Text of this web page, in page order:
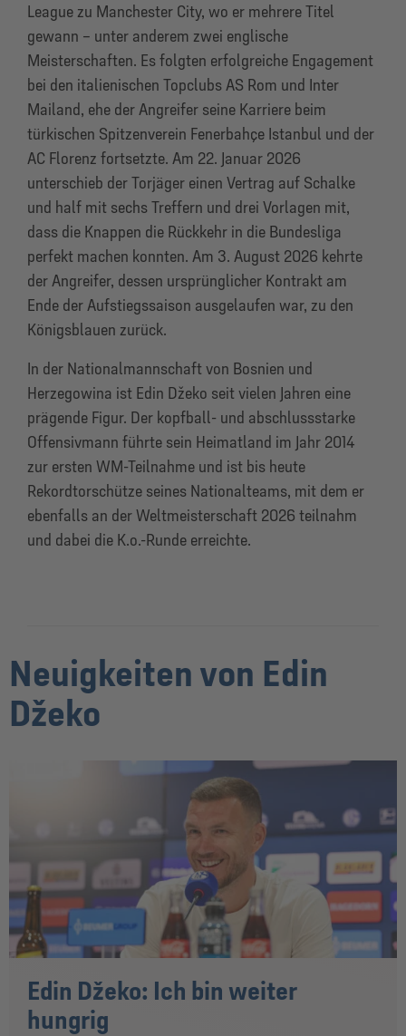
League zu Manchester City, wo er mehrere Titel
gewann – unter anderem zwei englische
Meisterschaften. Es folgten erfolgreiche Engagement
bei den italienischen Topclubs AS Rom und Inter
Mailand, ehe der Angreifer seine Karriere beim
türkischen Spitzenverein Fenerbahçe Istanbul und der
AC Florenz fortsetzte. Am 22. Januar 2026
unterschieb der Torjäger einen Vertrag auf Schalke
und half mit sechs Treffern und drei Vorlagen mit,
dass die Knappen die Rückkehr in die Bundesliga
perfekt machen konnten. Am 3. August 2026 kehrte
der Angreifer, dessen ursprünglicher Kontrakt am
Ende der Aufstiegssaison ausgelaufen war, zu den
Königsblauen zurück.
In der Nationalmannschaft von Bosnien und
Herzegowina ist Edin Džeko seit vielen Jahren eine
prägende Figur. Der kopfball- und abschlussstarke
Offensivmann führte sein Heimatland im Jahr 2014
zur ersten WM-Teilnahme und ist bis heute
Rekordtorschütze seines Nationalteams, mit dem er
ebenfalls an der Weltmeisterschaft 2026 teilnahm
und dabei die K.o.-Runde erreichte.
Neuigkeiten von Edin
Džeko
Edin Džeko: Ich bin weiter
hungrig